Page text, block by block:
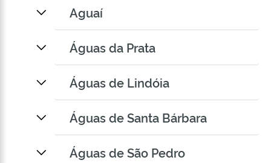
Aguaí
Águas da Prata
Águas de Lindóia
Águas de Santa Bárbara
Águas de São Pedro